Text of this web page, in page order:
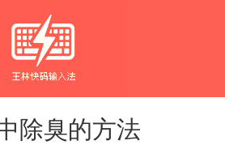
除臭的方法